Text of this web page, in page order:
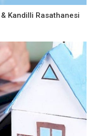
Kandilli Rasathanesi